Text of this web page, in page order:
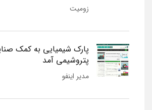
زومیت
پارک شیمیایی به کمک
پتروشیمی آمد
مدیر اینفو